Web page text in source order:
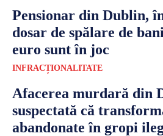
Pensionar din Dublin,
dosar de spălare de
euro sunt în joc
INFRACȚIONALITATE
Afacerea murdară din
suspectată că
abandonate în gropi